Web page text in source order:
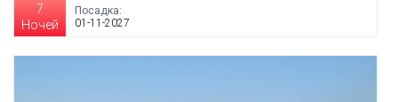
7
Ночей
Посадка:
01-11-2027